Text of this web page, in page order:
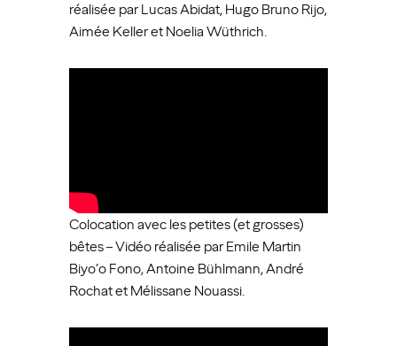
réalisée par Lucas Abidat, Hugo Bruno Rijo,
Aimée Keller et Noelia Wüthrich.
Colocation avec les petites (et grosses)
bêtes – Vidéo réalisée par Emile Martin
Biyo’o Fono, Antoine Bühlmann, André
Rochat et Mélissane Nouassi.